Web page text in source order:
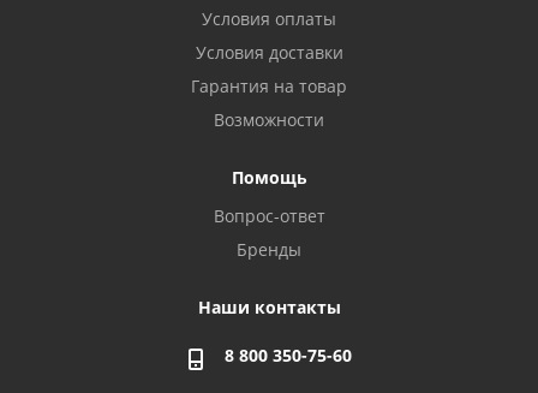
Условия оплаты
Условия доставки
Гарантия на товар
Возможности
Помощь
Вопрос-ответ
Бренды
Наши контакты
8 800 350-75-60